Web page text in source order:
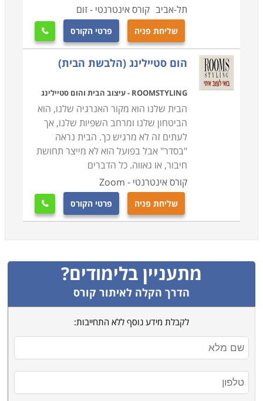
תל-אביב קורס אינטרנטי - זום
שליחת פניה פרטי הקורס 
הום סטיילינג (הלבשת הבית)
ROOMSTYLING - עיצוב הבית והום סטיילינג
הבית שלנו הוא מקור האנרגיה שלנו, הוא
הביטחון שלנו ומרחב השפיות שלנו, אך
לעתים זה לא מרגיש כך. הבית נראה
"בסדר" אבל בפועל הוא לא מייצר תחושת
חיבור, או גאווה. כל הדברים
קורס אינטרנטי - Zoom
שליחת פניה פרטי הקורס 
מתעניין בלימודים?
הדרך הקלה לאיתור קורס
לקבלת מידע נוסף ללא התחייבות: